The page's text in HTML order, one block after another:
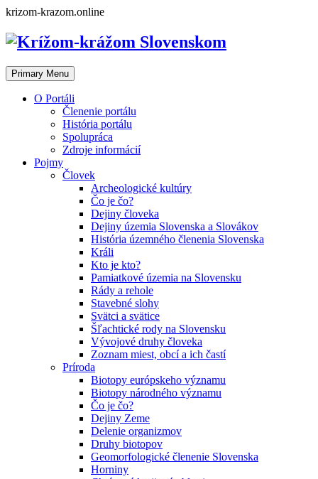
Skip
content
krizom-krazom.online
Primary Menu
O Portáli
Členenie portálu
História portálu
Spolupráca
Zdroje informácií
Pojmy
Človek
Archeologické kultúry
Čo je čo?
Dejiny človeka
Dejiny územia Slovenska a Slovákov
História územného členenia Slovenska
Králi
Kto je kto?
Pamiatkové územia na Slovensku
Rády a rehole
Stavebné slohy
Svätci a svätice
Šľachtické rody na Slovensku
Vývojové druhy človeka
Zoznam miest, obcí a ich častí
Príroda
Biotopy európskeho významu
Biotopy národného významu
Čo je čo?
Dejiny Zeme
Delenie organizmov
Druhy biotopov
Geomorfologické členenie Slovenska
Horniny